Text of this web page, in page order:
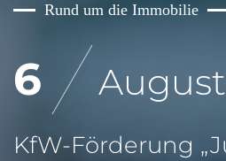
Rund um die Immobilie
6 August